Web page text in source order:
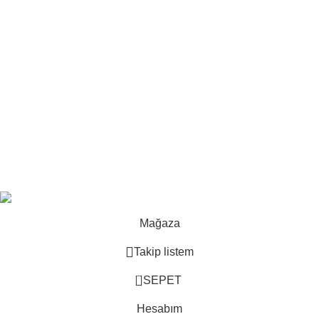
Mağaza
Takip listem
0 SEPET
Hesabım